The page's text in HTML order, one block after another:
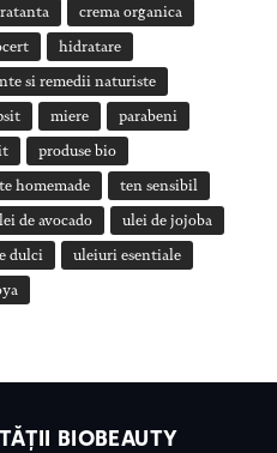
crema organica
hidratare
si remedii naturiste
miere parabeni
produse bio
homemade ten sensibil
de avocado ulei de jojoba
dulci uleiuri esentiale
BIOBEAUTY